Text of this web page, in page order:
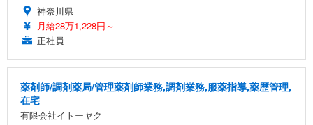
神奈川県
月給28万1,228円～
正社員
薬剤師/調剤薬局/管理薬剤師業務,調剤業務,服薬指導,薬歴管理,
在宅
有限会社イトーヤク